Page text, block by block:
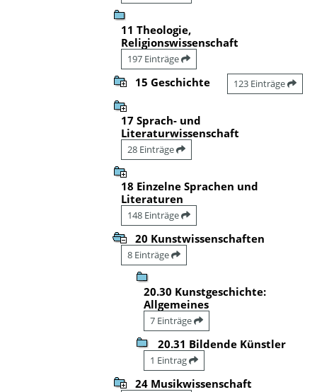
11 Theologie,
Religionswissenschaft
197 Einträge
15 Geschichte 123 Einträge
17 Sprach- und
Literaturwissenschaft
28 Einträge
18 Einzelne Sprachen und
Literaturen
148 Einträge
20 Kunstwissenschaften
8 Einträge
20.30 Kunstgeschichte:
Allgemeines
7 Einträge
20.31 Bildende Künstler
1 Eintrag
24 Musikwissenschaft